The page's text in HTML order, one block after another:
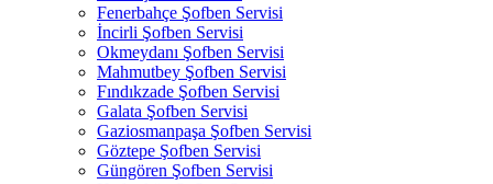
Fenerbahçe Şofben Servisi
İncirli Şofben Servisi
Okmeydanı Şofben Servisi
Mahmutbey Şofben Servisi
Fındıkzade Şofben Servisi
Galata Şofben Servisi
Gaziosmanpaşa Şofben Servisi
Göztepe Şofben Servisi
Güngören Şofben Servisi